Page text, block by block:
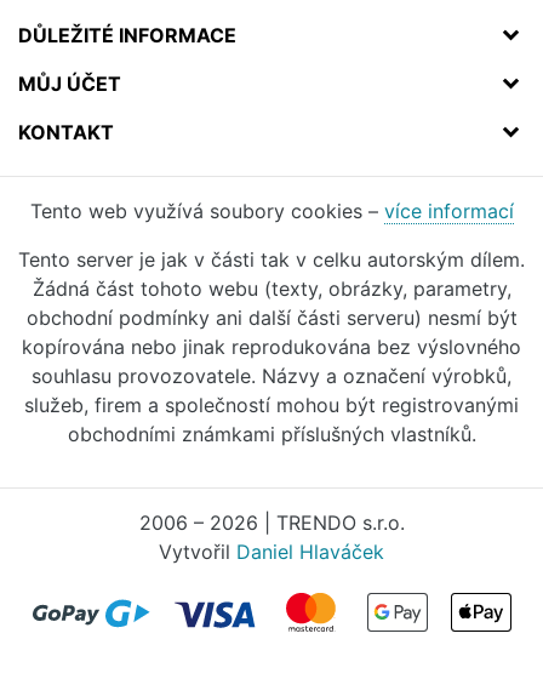
DŮLEŽITÉ INFORMACE
MŮJ ÚČET
KONTAKT
Tento web využívá soubory cookies – více informací
Tento server je jak v části tak v celku autorským dílem.
Žádná část tohoto webu (texty, obrázky, parametry,
obchodní podmínky ani další části serveru) nesmí být
kopírována nebo jinak reprodukována bez výslovného
souhlasu provozovatele. Názvy a označení výrobků,
služeb, firem a společností mohou být registrovanými
obchodními známkami příslušných vlastníků.
2006 – 2026 | TRENDO s.r.o.
Vytvořil Daniel Hlaváček